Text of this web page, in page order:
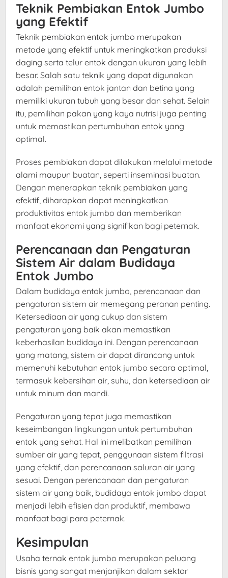
Teknik Pembiakan Entok Jumbo
yang Efektif
Teknik pembiakan entok jumbo merupakan
metode yang efektif untuk meningkatkan produksi
daging serta telur entok dengan ukuran yang lebih
besar. Salah satu teknik yang dapat digunakan
adalah pemilihan entok jantan dan betina yang
memiliki ukuran tubuh yang besar dan sehat. Selain
itu, pemilihan pakan yang kaya nutrisi juga penting
untuk memastikan pertumbuhan entok yang
optimal.
Proses pembiakan dapat dilakukan melalui metode
alami maupun buatan, seperti inseminasi buatan.
Dengan menerapkan teknik pembiakan yang
efektif, diharapkan dapat meningkatkan
produktivitas entok jumbo dan memberikan
manfaat ekonomi yang signifikan bagi peternak.
Perencanaan dan Pengaturan
Sistem Air dalam Budidaya
Entok Jumbo
Dalam budidaya entok jumbo, perencanaan dan
pengaturan sistem air memegang peranan penting.
Ketersediaan air yang cukup dan sistem
pengaturan yang baik akan memastikan
keberhasilan budidaya ini. Dengan perencanaan
yang matang, sistem air dapat dirancang untuk
memenuhi kebutuhan entok jumbo secara optimal,
termasuk kebersihan air, suhu, dan ketersediaan air
untuk minum dan mandi.
Pengaturan yang tepat juga memastikan
keseimbangan lingkungan untuk pertumbuhan
entok yang sehat. Hal ini melibatkan pemilihan
sumber air yang tepat, penggunaan sistem filtrasi
yang efektif, dan perencanaan saluran air yang
sesuai. Dengan perencanaan dan pengaturan
sistem air yang baik, budidaya entok jumbo dapat
menjadi lebih efisien dan produktif, membawa
manfaat bagi para peternak.
Kesimpulan
Usaha ternak entok jumbo merupakan peluang
bisnis yang sangat menjanjikan dalam sektor